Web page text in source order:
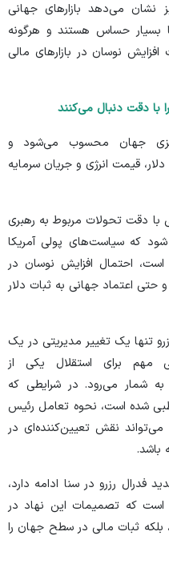
نشان می‌دهد بازار‌های جهانی
بسیار حساس هستند و هرگونه
نوسان در بازار‌های مالی
با دقت دنبال می‌کنند
مرکزی جهان محسوب می‌شود و
قیمت انرژی و جریان سرمایه
با دقت تحولات مربوط به رهبری
شود که سیاست‌های پولی آمریکا
احتمال افزایش نوسان در
و حتی اعتماد جهانی به ثبات دلار
تنها یک تغییر مدیریتی در یک
مهم برای استقلال یکی از
به شمار می‌رود. در شرایطی که
شده است، نحوه تعامل رئیس
می‌تواند نقش تعیین‌کننده‌ای در
باشد.
فدرال رزرو در سنا ادامه دارد،
است که تصمیمات این نهاد در
بلکه ثبات مالی در سطح جهان را